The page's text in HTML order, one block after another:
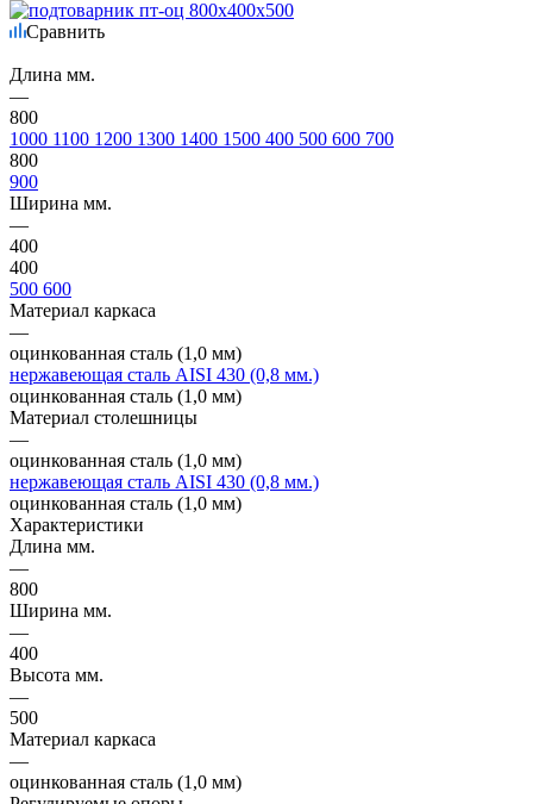
Сравнить
Длина мм.
—
800
1000 1100 1200 1300 1400 1500 400 500 600 700
800
900
Ширина мм.
—
400
400
500 600
Материал каркаса
—
оцинкованная сталь (1,0 мм)
нержавеющая сталь AISI 430 (0,8 мм.)
оцинкованная сталь (1,0 мм)
Материал столешницы
—
оцинкованная сталь (1,0 мм)
нержавеющая сталь AISI 430 (0,8 мм.)
оцинкованная сталь (1,0 мм)
Характеристики
Длина мм.
—
800
Ширина мм.
—
400
Высота мм.
—
500
Материал каркаса
—
оцинкованная сталь (1,0 мм)